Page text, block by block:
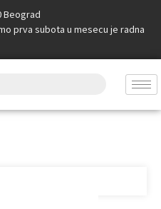
Beograd
prva subota u mesecu je radna